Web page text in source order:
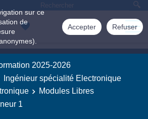
sur ce
de
Accepter Refuser
2025-2026
Ingénieur spécialité Electronique
Modules Libres
1